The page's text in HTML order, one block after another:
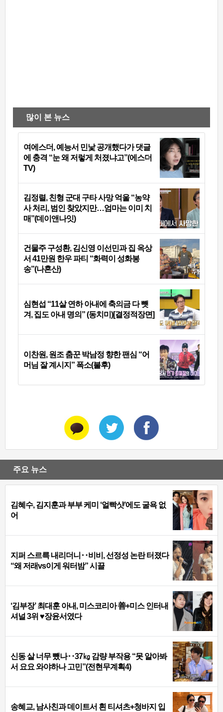
많이 본 뉴스
여에스더, 예능서 민낯 공개했다가 댓글
에 충격 “눈 왜 저렇게 처졌냐고”(에스더
TV)
김정렬, 친형 군대 구타 사망 억울 “농약
사 처리, 범인 찾았지만…엄마는 이미 치
매”(데이앤나잇)
건물주 구성환, 김신영 이선민과 집 옥상
서 41만원 한우 파티 “화력이 성화봉
송”(나혼산)
심현섭 “11살 연하 아내에 축의금 다 뺏
겨, 집도 아내 명의” (동치미)[결정적장면]
이찬원, 원조 춤꾼 박남정 향한 팬심 “어
머님 잘 계시지” 폭소(불후)
주요 뉴스
김혜수, 김지훈과 부부 케미 ‘얼빡샷’에도 굴욕 없
어
지퍼 스르륵 내리더니‥비비, 선정성 논란 터졌다
“왜 저래vs이게 워터밤” 시끌
‘김부장’ 최대훈 아내, 미스코리아 善+미스 인터내
셔널 3위 ♥장윤서였다
신동 살 너무 뺐나‥37㎏ 감량 부작용 “못 알아봐
서 요요 와야하나 고민”(전현무계획4)
송혜교, 남사친과 데이트서 흰 티셔츠+청바지 입